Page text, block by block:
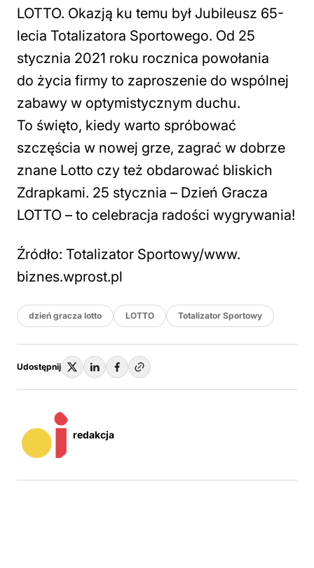
LOTTO. Okazją ku temu był Jubileusz 65-
lecia Totalizatora Sportowego. Od 25
stycznia 2021 roku rocznica powołania
do życia firmy to zaproszenie do wspólnej
zabawy w optymistycznym duchu.
To święto, kiedy warto spróbować
szczęścia w nowej grze, zagrać w dobrze
znane Lotto czy też obdarować bliskich
Zdrapkami. 25 stycznia – Dzień Gracza
LOTTO – to celebracja radości wygrywania!
Źródło: Totalizator Sportowy/www.
biznes.wprost.pl
dzień gracza lotto LOTTO Totalizator Sportowy
Udostępnij
redakcja